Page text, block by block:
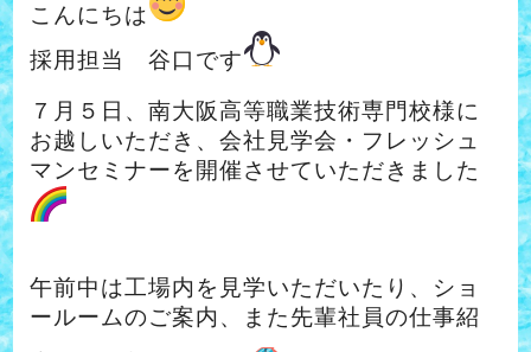
こんにちは
採用担当 谷口です
７月５日、南大阪高等職業技術専門校様に
お越しいただき、会社見学会・フレッシュ
マンセミナーを開催させていただきました
午前中は工場内を見学いただいたり、ショ
ールームのご案内、また先輩社員の仕事紹